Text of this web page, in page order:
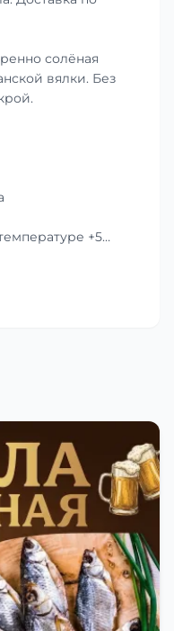
солёная
вялки. Без
+5…